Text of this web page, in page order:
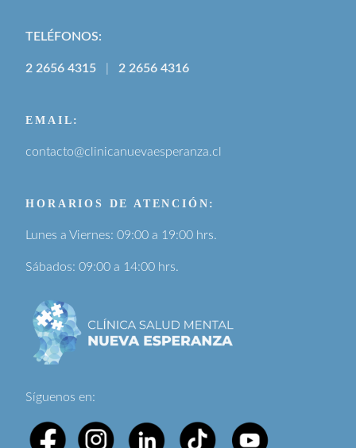
TELÉFONOS:
2 2656 4315 |2 2656 4316
EMAIL:
contacto@clinicanuevaesperanza.cl
HORARIOS DE ATENCIÓN:
Lunes a Viernes: 09:00 a 19:00 hrs.
Sábados: 09:00 a 14:00 hrs.
Síguenos en: